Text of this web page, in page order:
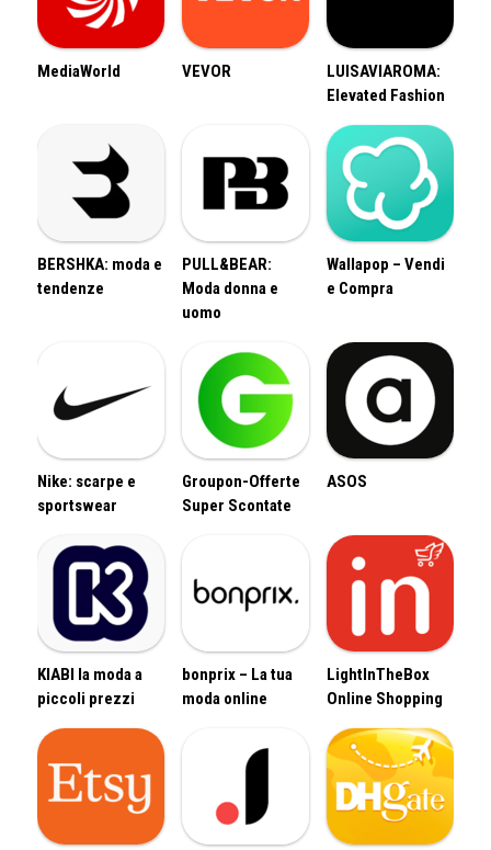
MediaWorld VEVOR
LUISAVIAROMA:
Elevated Fashion
BERSHKA: moda e
tendenze
PULL&BEAR:
Moda donna e
uomo
Wallapop – Vendi
e Compra
Nike: scarpe e
sportswear
Groupon-Offerte
Super Scontate
ASOS
KIABI la moda a
piccoli prezzi
bonprix – La tua
moda online
LightInTheBox
Online Shopping